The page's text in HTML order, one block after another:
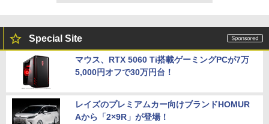
Special Site
マウス、RTX 5060 Ti搭載ゲーミングPCが7万
5,000円オフで30万円台！
レイズのプレミアムカー向けブランドHOMUR
Aから「2×9R」が登場！